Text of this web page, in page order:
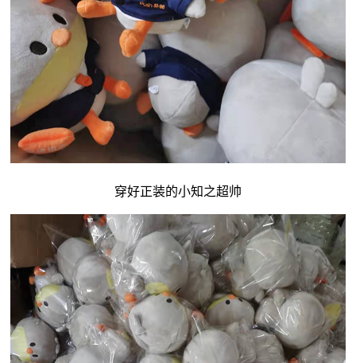
穿好正装的小知之超帅